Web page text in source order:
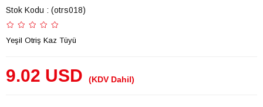
Stok Kodu (otrs018)
Yeşil Otriş Kaz Tüyü
9.02 USD (KDV Dahil)